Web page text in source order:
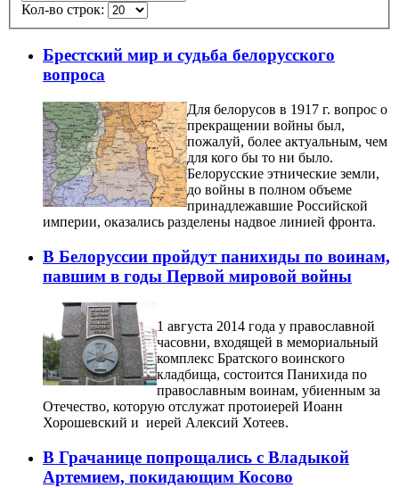
Кол-во строк:
Брестский мир и судьба белорусского
вопроса
Для белорусов в 1917 г. вопрос о
прекращении войны был,
пожалуй, более актуальным, чем
для кого бы то ни было.
Белорусские этнические земли,
до войны в полном объеме
принадлежавшие Российской
империи, оказались разделены надвое линией фронта.
В Белоруссии пройдут панихиды по воинам,
павшим в годы Первой мировой войны
1 августа 2014 года у православной
часовни, входящей в мемориальный
комплекс Братского воинского
кладбища, состоится Панихида по
православным воинам, убиенным за
Отечество, которую отслужат протоиерей Иоанн
Хорошевский и иерей Алексий Хотеев.
В Грачанице попрощались с Владыкой
Артемием, покидающим Косово